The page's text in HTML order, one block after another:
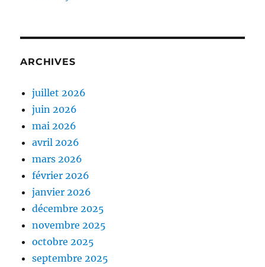
ARCHIVES
juillet 2026
juin 2026
mai 2026
avril 2026
mars 2026
février 2026
janvier 2026
décembre 2025
novembre 2025
octobre 2025
septembre 2025